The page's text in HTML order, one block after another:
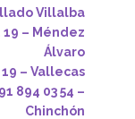
Villalba
Méndez
Álvaro
894 03 54 –
Chinchón